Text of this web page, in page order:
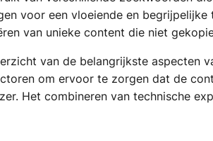
voor een vloeiende en begrijpelijke
van unieke content die niet
van de belangrijkste aspecten
om ervoor te zorgen dat de
Het combineren van technische